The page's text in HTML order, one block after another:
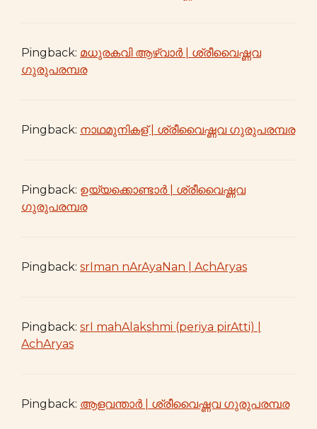
Pingback: മധുരകവി ആഴ്വാർ | ശ്രീവൈഷ്ണവ
ഗുരുപരമ്പര
Pingback: നാഥമുനികള് | ശ്രീവൈഷ്ണവ ഗുരുപരമ്പര
Pingback: ഉയ്യക്കൊണ്ടാർ | ശ്രീവൈഷ്ണവ
ഗുരുപരമ്പര
Pingback: srIman nArAyaNan | AchAryas
Pingback: srI mahAlakshmi (periya pirAtti) |
AchAryas
Pingback: ആളവന്താർ | ശ്രീവൈഷ്ണവ ഗുരുപരമ്പര